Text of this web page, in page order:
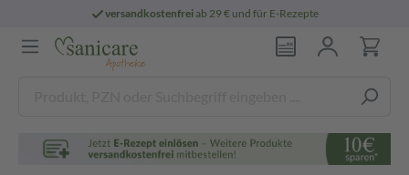
versandkostenfreiab 29 € und für E-Rezepte